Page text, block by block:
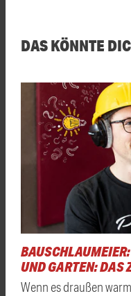
DAS KÖNNTE
UND GARTEN: DAS
Wenn es draußen